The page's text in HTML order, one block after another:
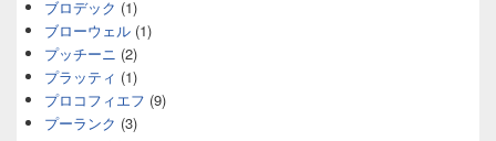
ブロデック (1)
ブローウェル (1)
プッチーニ (2)
プラッティ (1)
プロコフィエフ (9)
プーランク (3)